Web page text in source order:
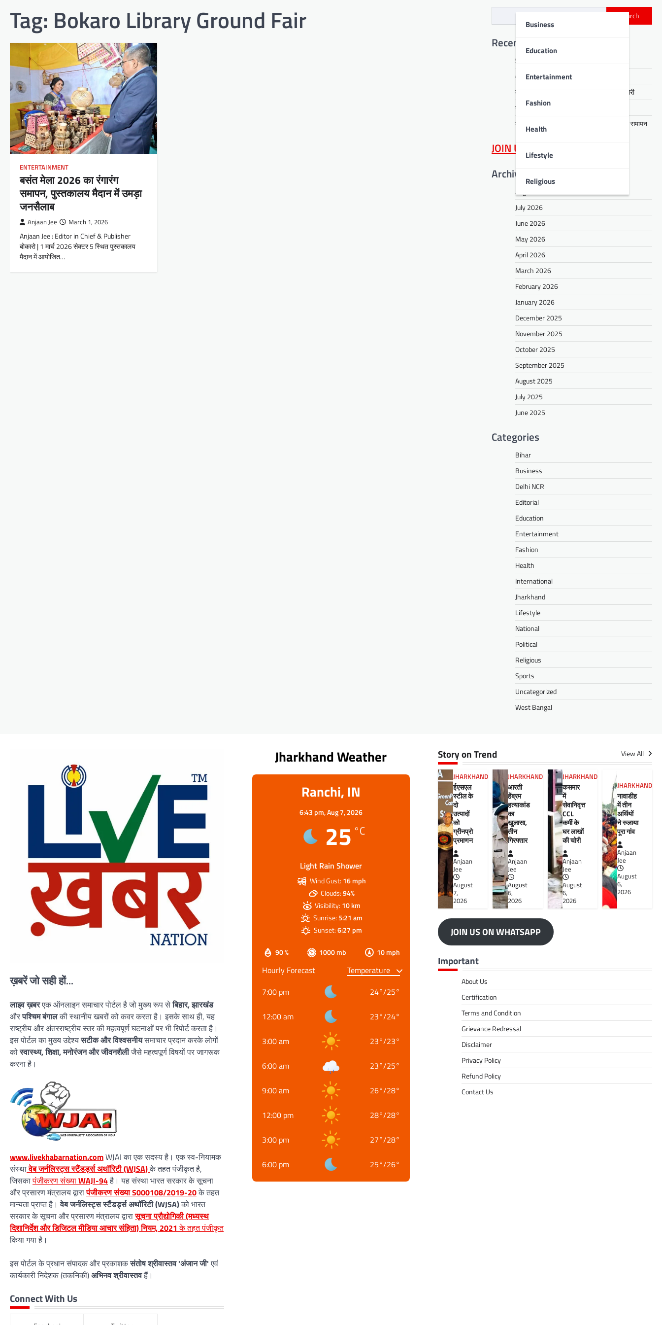
Business
Education
Entertainment
Fashion
Health
Lifestyle
Religious
Tag: Bokaro Library Ground Fair
ENTERTAINMENT
बसंत मेला 2026 का रंगारंग
समापन, पुस्तकालय मैदान में उमड़ा
जनसैलाब
Anjaan Jee March 1, 2026
Anjaan Jee : Editor in Chief & Publisher
बोकारो | 1 मार्च 2026 सेक्टर 5 स्थित पुस्तकालय
मैदान में आयोजित…
Search
Recent Posts
ईएसएल स्टील के दो उत्पादों को ग्रीनप्रो प्रमाणन
आरती हेंब्रम हत्याकांड का खुलासा, तीन गिरफ्तार
कसमार में सेवानिवृत्त CCL कर्मी के घर लाखों की चोरी
नावाडीह में तीन अर्थियों ने रुलाया पूरा गांव
डीपीएस बोकारो में रंगारंग समूह नृत्य से ‘धरोहर’ का समापन
JOIN US
Archives
August 2026
July 2026
June 2026
May 2026
April 2026
March 2026
February 2026
January 2026
December 2025
November 2025
October 2025
September 2025
August 2025
July 2025
June 2025
Categories
Bihar
Business
Delhi NCR
Editorial
Education
Entertainment
Fashion
Health
International
Jharkhand
Lifestyle
National
Political
Religious
Sports
Uncategorized
West Bangal
ख़बरें जो सही हों...
लाइव ख़बरएक ऑनलाइन समाचार पोर्टल है जो मुख्य रूप सेबिहार, झारखंड
औरपश्चिम बंगालकी स्थानीय खबरों को कवर करता है। इसके साथ ही, यह
राष्ट्रीय और अंतरराष्ट्रीय स्तर की महत्वपूर्ण घटनाओं पर भी रिपोर्ट करता है।
इस पोर्टल का मुख्य उद्देश्यसटीक और विश्वसनीयसमाचार प्रदान करके लोगों
कोस्वास्थ्य, शिक्षा, मनोरंजन और जीवनशैलीजैसे महत्वपूर्ण विषयों पर जागरूक
करना है।
www.livekhabarnation.comWJAI का एक सदस्य है। एक स्व-नियामक
संस्थावेब जर्नलिस्ट्स स्टैंडर्ड्स अथॉरिटी (WJSA)के तहत पंजीकृत है,
जिसकापंजीकरण संख्याWAJI-94है। यह संस्था भारत सरकार के सूचना
और प्रसारण मंत्रालय द्वारापंजीकरण संख्या S000108/2019-20के तहत
मान्यता प्राप्त है।वेब जर्नलिस्ट्स स्टैंडर्ड्स अथॉरिटी (WJSA)को भारत
सरकार के सूचना और प्रसारण मंत्रालय द्वारासूचना प्रौद्योगिकी (मध्यस्थ
दिशानिर्देश और डिजिटल मीडिया आचार संहिता) नियम, 2021 के तहत पंजीकृत
किया गया है।
इस पोर्टल के प्रधान संपादक और प्रकाशकसंतोष श्रीवास्तव 'अंजान जी'एवं
कार्यकारी निदेशक (तकनिकी)अभिनव श्रीवास्तवहैं।
Connect With Us
Jharkhand Weather
Ranchi, IN
6:43 pm,Aug 7, 2026
25 °C
Light Rain Shower
90 % 1000 mb 10 mph
Wind Gust: 16 mph
Clouds:94%
Visibility:10 km
Sunrise:5:21 am
Sunset:6:27 pm
Hourly Forecast
7:00 pm
24°/25°
12:00 am 23°/24°
3:00 am 23°/23°
6:00 am 23°/25°
9:00 am 26°/28°
12:00 pm 28°/28°
3:00 pm 27°/28°
6:00 pm 25°/26°
Story on Trend View All
JHARKHAND
ईएसएल
स्टील के
दो
उत्पादों
को
ग्रीनप्रो
प्रमाणन
Anjaan
Jee
August
7,
2026
JHARKHAND
आरती
हेंब्रम
हत्याकांड
का
खुलासा,
तीन
गिरफ्तार
Anjaan
Jee
August
6,
2026
JHARKHAND
कसमार
में
सेवानिवृत्त
CCL
कर्मी के
घर लाखों
की चोरी
Anjaan
Jee
August
6,
2026
JHARKHAND
नावाडीह
में तीन
अर्थियों
ने रुलाया
पूरा गांव
Anjaan
Jee
August
6,
2026
JOIN US ON WHATSAPP
Important
About Us
Certification
Terms and Condition
Grievance Redressal
Disclaimer
Privacy Policy
Refund Policy
Contact Us